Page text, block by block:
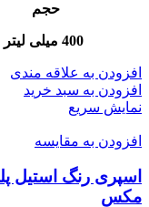
حجم
400 میلی لیتر
افزودن به علاقه مندی
افزودن به سبد خرید
نمایش سریع
افزودن به مقایسه
اسپری رنگ استیل
مکس